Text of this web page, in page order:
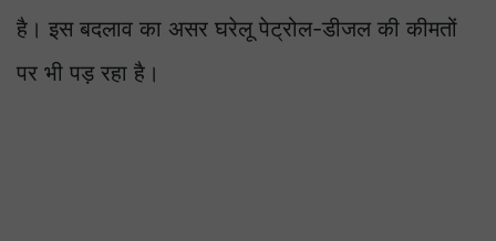
है। इस बदलाव का असर घरेलू पेट्रोल-डीजल की कीमतों
पर भी पड़ रहा है।